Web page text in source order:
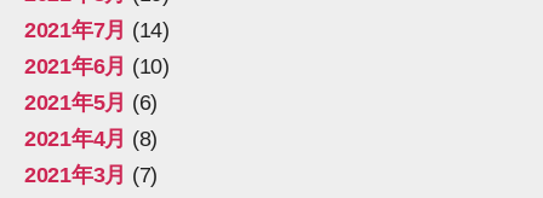
2021年7月 (14)
2021年6月 (10)
2021年5月 (6)
2021年4月 (8)
2021年3月 (7)